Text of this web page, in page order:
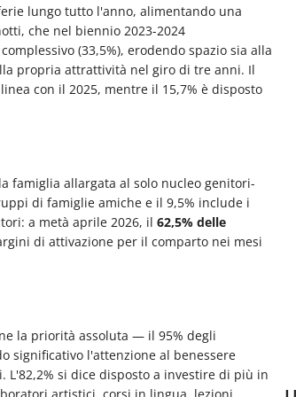
lungo tutto l'anno, alimentando una
che nel biennio 2023-2024
(33,5%), erodendo spazio sia alla
propria attrattività nel giro di tre anni. Il
con il 2025, mentre il 15,7% è disposto
famiglia allargata al solo nucleo genitori-
di famiglie amiche e il 9,5% include i
a metà aprile 2026, il 62,5% delle
di attivazione per il comparto nei mesi
la priorità assoluta — il 95% degli
significativo l'attenzione al benessere
L'82,2% si dice disposto a investire di più in
artistici, corsi in lingua, lezioni